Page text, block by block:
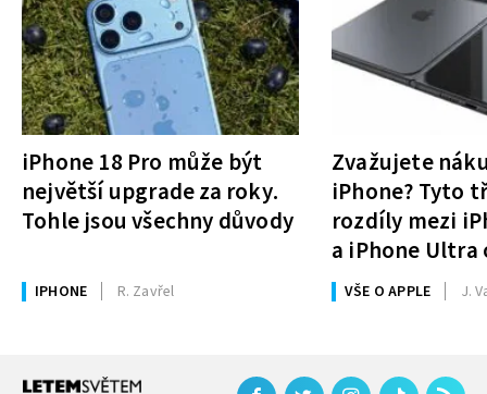
iPhone 18 Pro může být
největší upgrade za roky.
Tohle jsou všechny důvody
IPHONE R. Zavřel
Zvažujete
iPhone? Tyto
rozdíly mezi
a iPhone Ultra
rozhodnutí
VŠE O APPLE J.